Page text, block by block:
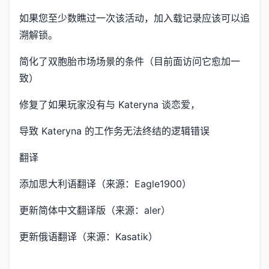
如果您至少数瞧过一次该活动，加入载记录应该可以追
溯解锁。
简化了双胞胎市场场景的条件（目前面访问它愈加一
致）
修复了如果玩家没有与 Kateryna 谈恋爱，
导致 Kateryna 的工作务无法终结的逻辑错误
翻译
添加思大利语翻译（来源：Eagle1900）
更新简体中文翻译版（来源：aler）
更新俄语翻译（来源：Kasatik）